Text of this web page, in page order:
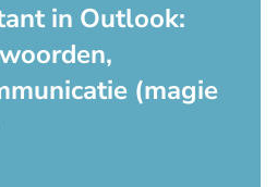
in Outlook:
(magie